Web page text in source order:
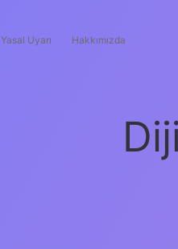
Yasal Uyarı Hakkımızda